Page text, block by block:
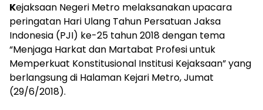
Kejaksaan Negeri Metro melaksanakan upacara
peringatan Hari Ulang Tahun Persatuan Jaksa
Indonesia (PJI) ke-25 tahun 2018 dengan tema
“Menjaga Harkat dan Martabat Profesi untuk
Memperkuat Konstitusional Institusi Kejaksaan” yang
berlangsung di Halaman Kejari Metro, Jumat
(29/6/2018).